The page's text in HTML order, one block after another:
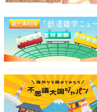
歳・回答なし／東京都
られる低糖質パンの豊
した。
あるから（39歳男性／
おいしい（23歳女性／
見られる気がする（33